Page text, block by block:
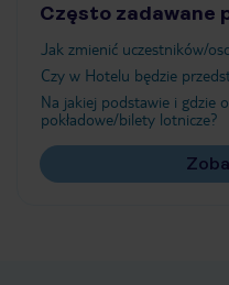
Często zadawane
Jak zmienić uczestników/
Czy w Hotelu będzie
Na jakiej podstawie i gdzie
pokładowe/bilety lotnicze?